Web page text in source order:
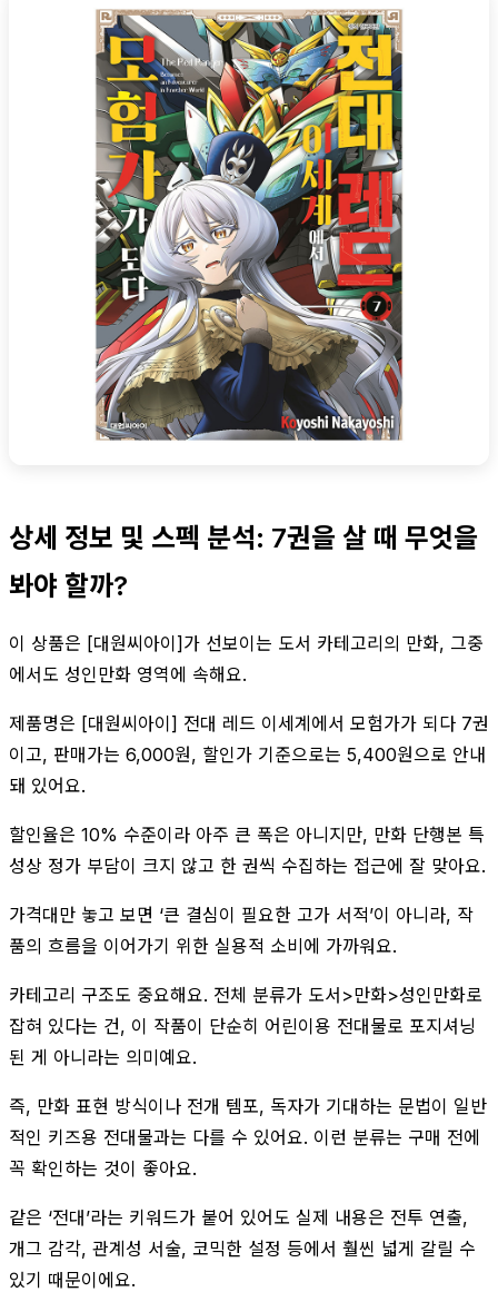
상세 정보 및 스펙 분석: 7권을 살 때 무엇을
봐야 할까?
이 상품은 [대원씨아이]가 선보이는 도서 카테고리의 만화, 그중
에서도 성인만화 영역에 속해요.
제품명은 [대원씨아이] 전대 레드 이세계에서 모험가가 되다 7권
이고, 판매가는 6,000원, 할인가 기준으로는 5,400원으로 안내
돼 있어요.
할인율은 10% 수준이라 아주 큰 폭은 아니지만, 만화 단행본 특
성상 정가 부담이 크지 않고 한 권씩 수집하는 접근에 잘 맞아요.
가격대만 놓고 보면 ‘큰 결심이 필요한 고가 서적’이 아니라, 작
품의 흐름을 이어가기 위한 실용적 소비에 가까워요.
카테고리 구조도 중요해요. 전체 분류가 도서>만화>성인만화로
잡혀 있다는 건, 이 작품이 단순히 어린이용 전대물로 포지셔닝
된 게 아니라는 의미예요.
즉, 만화 표현 방식이나 전개 템포, 독자가 기대하는 문법이 일반
적인 키즈용 전대물과는 다를 수 있어요. 이런 분류는 구매 전에
꼭 확인하는 것이 좋아요.
같은 ‘전대’라는 키워드가 붙어 있어도 실제 내용은 전투 연출,
개그 감각, 관계성 서술, 코믹한 설정 등에서 훨씬 넓게 갈릴 수
있기 때문이에요.